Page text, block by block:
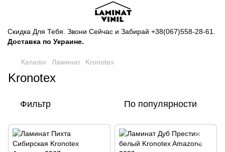
Скидка Для Тебя. Звони Сейчас и Забирай +38(067)558-28-61
Доставка по Украине.
Каталог Ламинат Kronotex
Kronotex
Фильтр По популярности